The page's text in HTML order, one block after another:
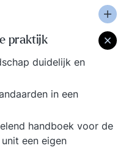
praktijk
duidelijk en
in een
handboek voor de
een eigen